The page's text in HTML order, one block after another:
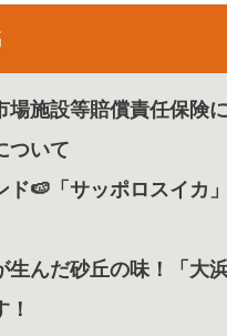
場施設等賠償責任保険
ついて
ド🍉「サッポロスイカ
生んだ砂丘の味！「大浜